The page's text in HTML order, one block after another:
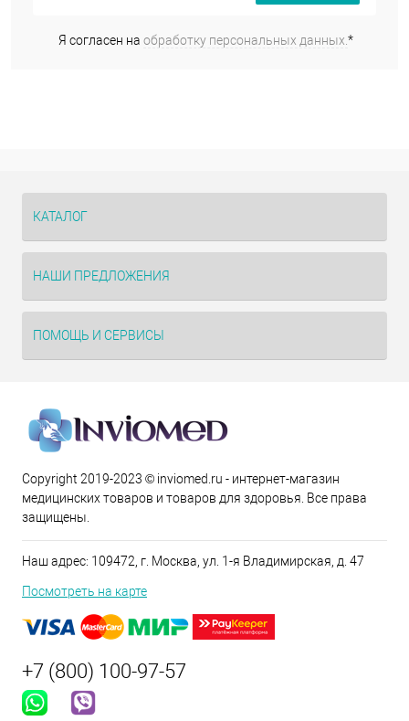
Я согласен на обработку персональных данных.*
КАТАЛОГ
НАШИ ПРЕДЛОЖЕНИЯ
ПОМОЩЬ И СЕРВИСЫ
Copyright 2019-2023 © inviomed.ru - интернет-магазин
медицинских товаров и товаров для здоровья. Все права
защищены.
Наш адрес: 109472, г. Москва, ул. 1-я Владимирская, д. 47
Посмотреть на карте
+7 (800) 100-97-57